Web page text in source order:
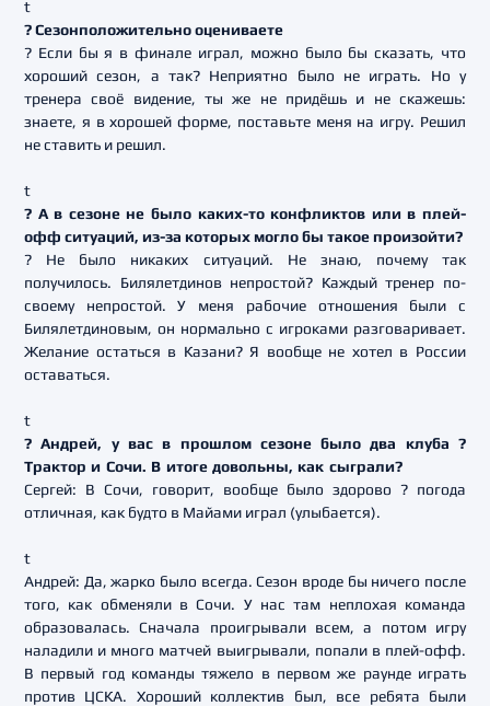
t
? Сезонположительно оцениваете
? Если бы я в финале играл, можно было бы сказать, что
хороший сезон, а так? Неприятно было не играть. Но у
тренера своё видение, ты же не придёшь и не скажешь:
знаете, я в хорошей форме, поставьте меня на игру. Решил
не ставить и решил.
t
? А в сезоне не было каких-то конфликтов или в плей-
офф ситуаций, из-за которых могло бы такое произойти?
? Не было никаких ситуаций. Не знаю, почему так
получилось. Билялетдинов непростой? Каждый тренер по-
своему непростой. У меня рабочие отношения были с
Билялетдиновым, он нормально с игроками разговаривает.
Желание остаться в Казани? Я вообще не хотел в России
оставаться.
t
? Андрей, у вас в прошлом сезоне было два клуба ?
Трактор и Сочи. В итоге довольны, как сыграли?
Сергей: В Сочи, говорит, вообще было здорово ? погода
отличная, как будто в Майами играл (улыбается).
t
Андрей: Да, жарко было всегда. Сезон вроде бы ничего после
того, как обменяли в Сочи. У нас там неплохая команда
образовалась. Сначала проигрывали всем, а потом игру
наладили и много матчей выигрывали, попали в плей-офф.
В первый год команды тяжело в первом же раунде играть
против ЦСКА. Хороший коллектив был, все ребята были